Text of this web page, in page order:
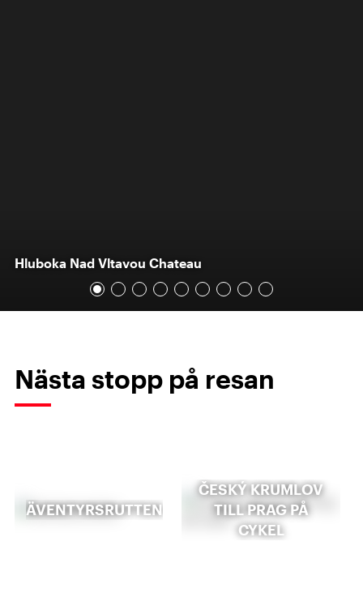
Hluboka Nad Vltavou Chateau
Nästa stopp på resan
ÄVENTYRSRUTTEN
ČESKÝ KRUMLOV
TILL PRAG PÅ
CYKEL